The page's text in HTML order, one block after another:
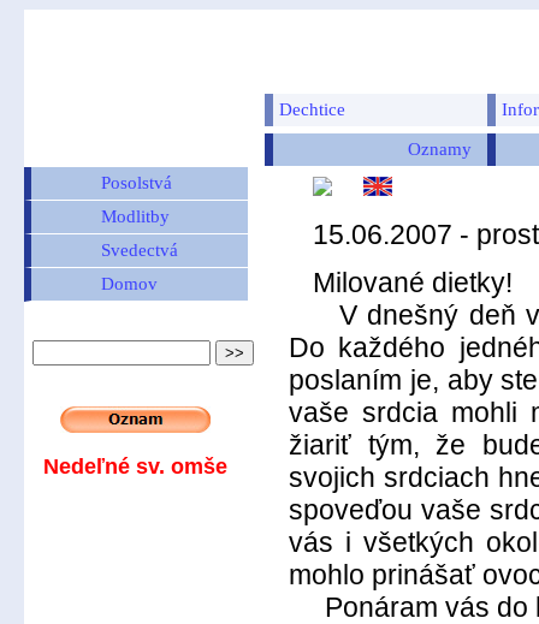
Dechtice
Oznamy
Posolstvá
Modlitby
Svedectvá
Domov
Nedeľné sv. omše
15.06.2007 -
Milované dietky!
V dnešný deň
Do každého
poslaním je, aby
vaše srdcia mohli
žiariť tým, že
svojich srdciach
spoveďou vaše
vás i všetkých
mohlo prinášať
Ponáram vás do